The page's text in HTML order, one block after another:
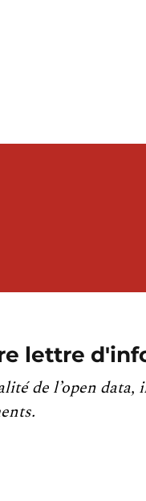
lettre
de l’open